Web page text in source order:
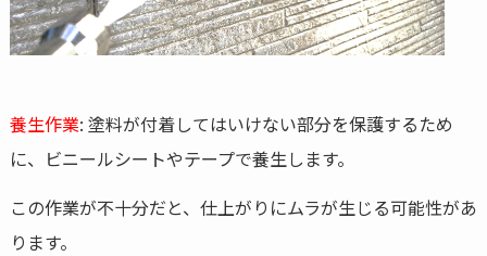
養生作業: 塗料が付着してはいけない部分を保護するため
に、ビニールシートやテープで養生します。
この作業が不十分だと、仕上がりにムラが生じる可能性があ
ります。